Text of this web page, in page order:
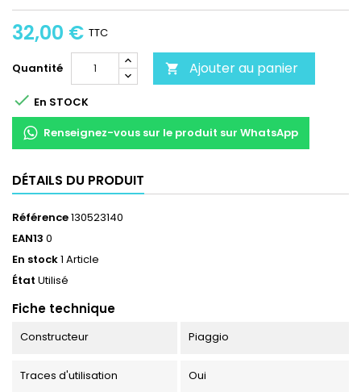
32,00 € TTC
Quantité  Ajouter au panier
 En STOCK
Renseignez-vous sur le produit sur WhatsApp
DÉTAILS DU PRODUIT
Référence130523140
EAN13 0
En stock1 Article
État Utilisé
Fiche technique
Constructeur Piaggio
Traces d'utilisation Oui